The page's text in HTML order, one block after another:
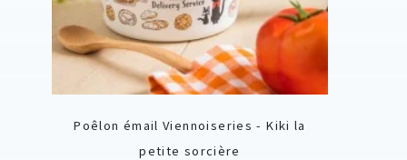
Poêlon émail Viennoiseries - Kiki la
petite sorcière